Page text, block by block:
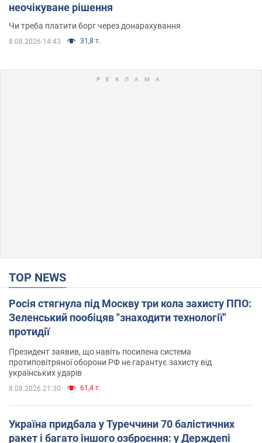
неочікуване рішення
Чи треба платити борг через донарахування
8.08.2026 14:43 31,8 т.
TOP NEWS
Росія стягнула під Москву три кола захисту ППО:
Зеленський пообіцяв "знаходити технології"
протидії
Президент заявив, що навіть посилена система
протиповітряної оборони РФ не гарантує захисту від
українських ударів
8.08.2026 21:30 61,4 т.
Україна придбала у Туреччини 70 балістичних
ракет і багато іншого озброєння: у Держдепі